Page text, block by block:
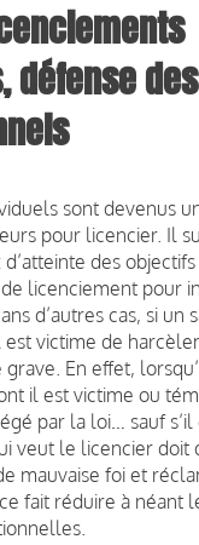
défense
sont devenus
pour licencier. Il
des
licenciement pour
d’autres cas, si un
est victime de
En effet,
il est victime ou
par la loi… sauf s’il
veut le licencier doit
mauvaise foi et
fait réduire à néant